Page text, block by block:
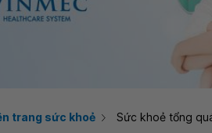
trang sức khoẻ Sức khoẻ tổng